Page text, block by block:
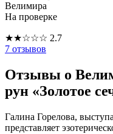
Велимира
На проверке
★★☆☆☆ 2.7
7 отзывов
Отзывы о
рун «Золотое
Галина Горелова,
представляет